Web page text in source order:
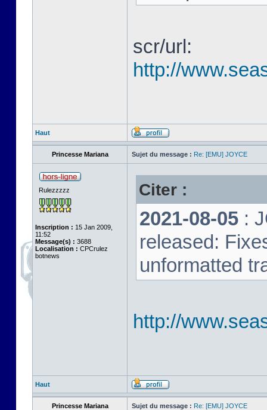
scr/url:
http://
Haut
Princesse Mariana Sujet du message : Re: [EMU] JOYCE
Rulezzzzz
Inscription : 15 Jan 2009,
11:52
Message(s) : 3688
Localisation : CPCrulez
botnews
Citer :
2021-08-05 :
released:
unformatted
http://
Haut
Princesse Mariana Sujet du message : Re: [EMU] JOYCE